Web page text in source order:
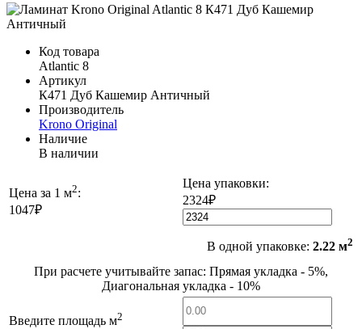
Код товара
Atlantic 8
Артикул
К471 Дуб Кашемир Античный
Производитель
Krono Original
Наличие
В наличии
Цена за 1 м2:
1047₽
Цена упаковки:
2324₽
В одной упаковке: 2.22 м2
При расчете учитывайте запас: Прямая укладка - 5%,
Диагональная укладка - 10%
Введите площадь м2